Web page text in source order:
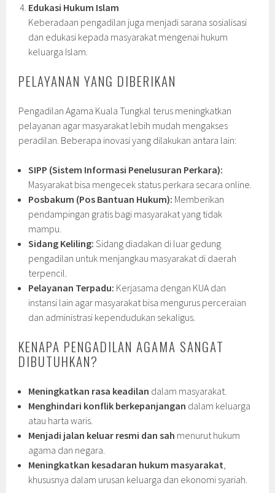
Edukasi Hukum Islam
Keberadaan pengadilan juga menjadi sarana sosialisasi
dan edukasi kepada masyarakat mengenai hukum
keluarga Islam.
PELAYANAN YANG DIBERIKAN
Pengadilan Agama Kuala Tungkal terus meningkatkan
pelayanan agar masyarakat lebih mudah mengakses
peradilan. Beberapa inovasi yang dilakukan antara lain:
SIPP (Sistem Informasi Penelusuran Perkara):
Masyarakat bisa mengecek status perkara secara online.
Posbakum (Pos Bantuan Hukum): Memberikan
pendampingan gratis bagi masyarakat yang tidak
mampu.
Sidang Keliling: Sidang diadakan di luar gedung
pengadilan untuk menjangkau masyarakat di daerah
terpencil.
Pelayanan Terpadu: Kerjasama dengan KUA dan
instansi lain agar masyarakat bisa mengurus perceraian
dan administrasi kependudukan sekaligus.
KENAPA PENGADILAN AGAMA SANGAT
DIBUTUHKAN?
Meningkatkan rasa keadilan dalam masyarakat.
Menghindari konflik berkepanjangan dalam keluarga
atau harta waris.
Menjadi jalan keluar resmi dan sah menurut hukum
agama dan negara.
Meningkatkan kesadaran hukum masyarakat,
khususnya dalam urusan keluarga dan ekonomi syariah.